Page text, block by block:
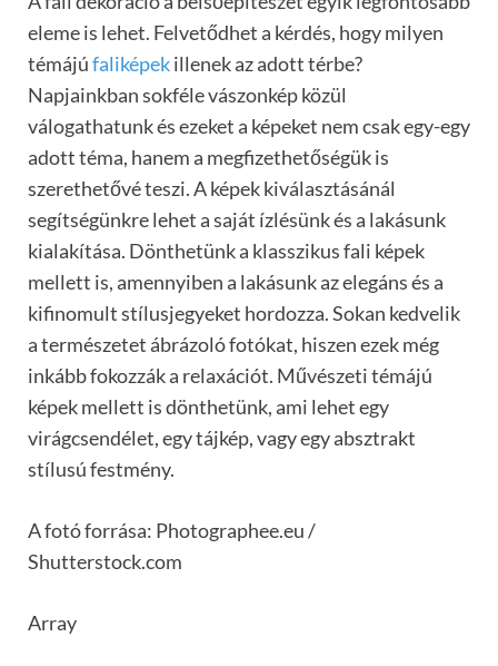
eleme is lehet. Felvetődhet a kérdés, hogy milyen
témájúfaliképekillenek az adott térbe?
Napjainkban sokféle vászonkép közül
válogathatunk és ezeket a képeket nem csak egy-egy
adott téma, hanem a megfizethetőségük is
szerethetővé teszi. A képek kiválasztásánál
segítségünkre lehet a saját ízlésünk és a lakásunk
kialakítása. Dönthetünk a klasszikus fali képek
mellett is, amennyiben a lakásunk az elegáns és a
kifinomult stílusjegyeket hordozza. Sokan kedvelik
a természetet ábrázoló fotókat, hiszen ezek még
inkább fokozzák a relaxációt. Művészeti témájú
képek mellett is dönthetünk, ami lehet egy
virágcsendélet, egy tájkép, vagy egy absztrakt
stílusú festmény.
A fotó forrása: Photographee.eu /
Shutterstock.com
Array